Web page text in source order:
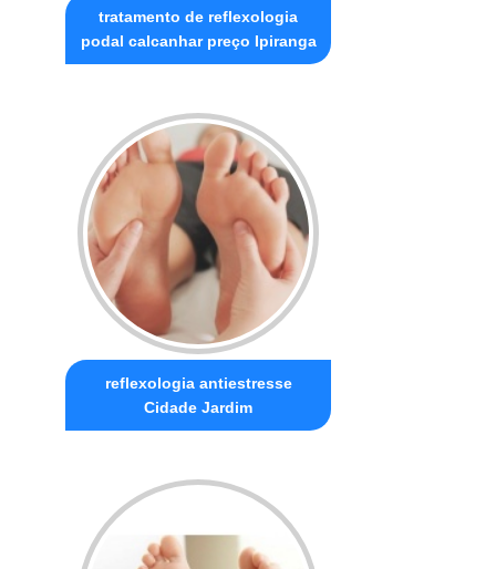
tratamento de reflexologia
podal calcanhar preço Ipiranga
reflexologia antiestresse
Cidade Jardim